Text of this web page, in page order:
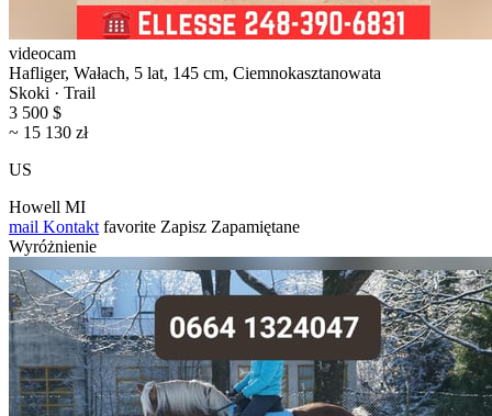
videocam
Hafliger, Wałach, 5 lat, 145 cm, Ciemnokasztanowata
Skoki · Trail
3 500 $
~ 15 130 zł
US
Howell MI
mail Kontakt favorite Zapisz Zapamiętane
Wyróżnienie